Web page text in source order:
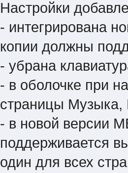
Настройки
- интегрирована
копии должны
- убрана
- в оболочке при
страницы Музыка,
- в новой версии
поддерживается
один для всех